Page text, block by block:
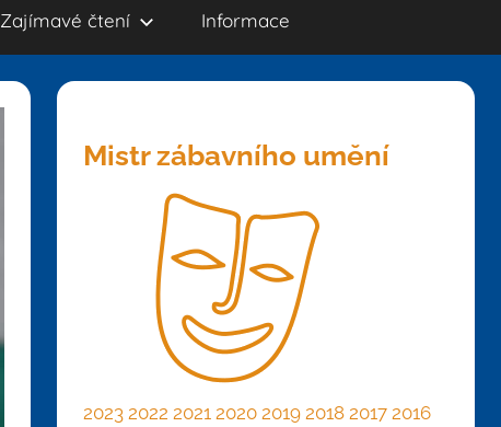
Zajímavé čtení Informace
Mistr zábavního umění
2023 2022 2021 2020 2019 2018 2017 2016